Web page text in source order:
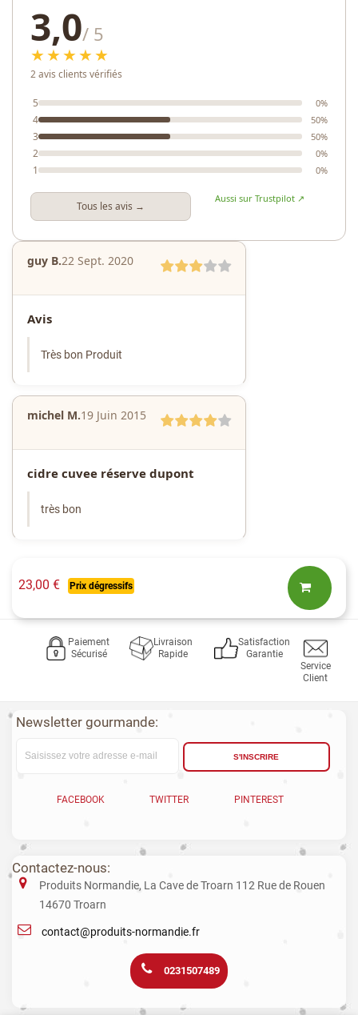
3,0/ 5
★★★★★
2 avis clients vérifiés
5 0%
4 50%
3 50%
2 0%
1 0%
Tous les avis →
Aussi sur Trustpilot ↗
guy B.22 Sept. 2020
Avis
Très bon Produit
michel M.19 Juin 2015
cidre cuvee réserve dupont
très bon
23,00 € Prix dégressifs
Paiement
Sécurisé
Livraison
Rapide
Satisfaction
Garantie
Service
Client
Newsletter gourmande:
S'INSCRIRE
FACEBOOK TWITTER PINTEREST
Contactez-nous:
Produits Normandie, La Cave de Troarn 112 Rue de Rouen
14670 Troarn
contact@produits-normandie.fr
0231507489